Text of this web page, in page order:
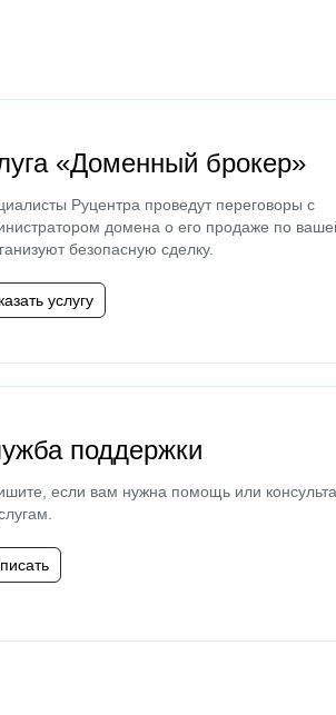
«Доменный брокер»
Руцентра проведут переговоры с
домена о его продаже по
безопасную сделку.
услугу
поддержки
если вам нужна помощь или